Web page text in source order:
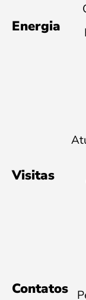
Energia
Visitas
Contatos